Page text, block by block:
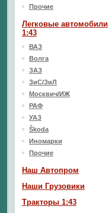
Прочие
Легковые автомобили
1:43
ВАЗ
Волга
ЗАЗ
ЗиС/ЗиЛ
Москвич/ИЖ
РАФ
УАЗ
Škoda
Иномарки
Прочие
Наш Aвтопром
Наши Грузовики
Тракторы 1:43